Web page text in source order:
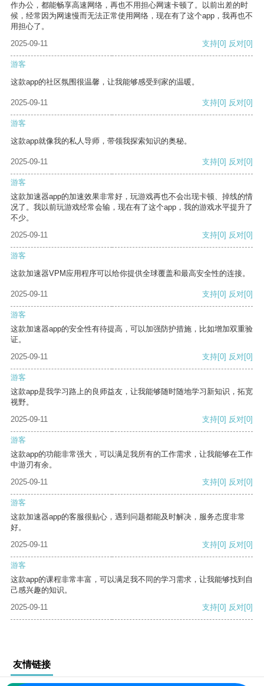
作办公，都能畅享高速网络，再也不用担心网速卡顿了。以前出差的时
候，经常因为网速慢而无法正常使用网络，现在有了这个app，我再也不
用担心了。
2025-09-11
支持[0] 反对[0]
游客
这款app的社区氛围很温馨，让我能够感受到家的温暖。
2025-09-11 支持[0] 反对[0]
游客
这款app就像我的私人导师，带领我探索知识的奥秘。
2025-09-11 支持[0] 反对[0]
游客
这款加速器app的加速效果非常好，玩游戏再也不会出现卡顿、掉线的情
况了。我以前玩游戏经常会输，现在有了这个app，我的游戏水平提升了
不少。
2025-09-11
支持[0] 反对[0]
游客
这款加速器VPM应用程序可以给你提供全球覆盖和最高安全性的连接。
2025-09-11 支持[0] 反对[0]
游客
这款加速器app的安全性有待提高，可以加强防护措施，比如增加双重验
证。
2025-09-11
支持[0] 反对[0]
游客
这款app是我学习路上的良师益友，让我能够随时随地学习新知识，拓宽
视野。
2025-09-11
支持[0] 反对[0]
游客
这款app的功能非常强大，可以满足我所有的工作需求，让我能够在工作
中游刃有余。
2025-09-11
支持[0] 反对[0]
游客
这款加速器app的客服很贴心，遇到问题都能及时解决，服务态度非常
好。
2025-09-11
支持[0] 反对[0]
游客
这款app的课程非常丰富，可以满足我不同的学习需求，让我能够找到自
己感兴趣的知识。
2025-09-11
支持[0] 反对[0]
友情链接